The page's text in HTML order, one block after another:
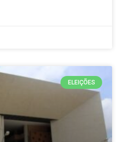
ELEIÇÕES